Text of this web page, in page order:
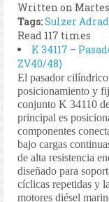
Written on Martes,
Tags:Sulzer
Read 117 times
K 34117 –
ZV40/48)
El pasador
posicionamiento y
conjunto K 34110
principal es
componentes
bajo cargas
de alta resistencia
diseñado para
cíclicas repetidas y
motores diésel